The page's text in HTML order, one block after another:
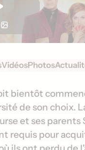
VidéosPhotos
bientôt
de son choix.
et ses
requis pour